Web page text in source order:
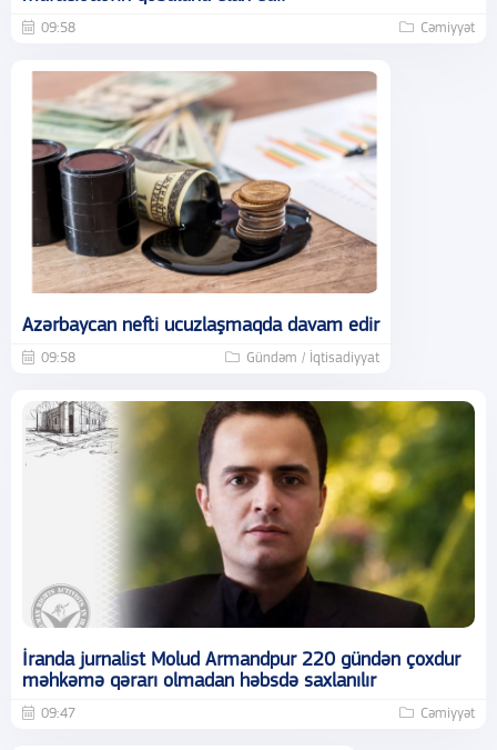
09:58 Cəmiyyət
Azərbaycan nefti ucuzlaşmaqda davam edir
09:58 Gündəm / İqtisadiyyat
İranda jurnalist Molud Armandpur 220 gündən çoxdur
məhkəmə qərarı olmadan həbsdə saxlanılır
09:47 Cəmiyyət